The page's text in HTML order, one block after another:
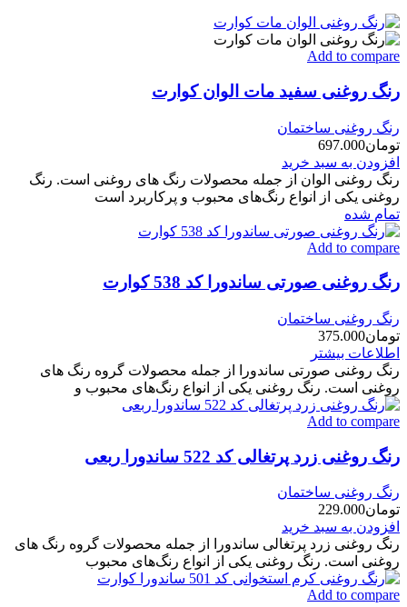
Add to compare
رنگ روغنی سفید مات الوان کوارت
رنگ روغنی ساختمان
تومان697.000
افزودن به سبد خرید
رنگ روغنی الوان از جمله محصولات رنگ های روغنی است. رنگ
روغنی یکی از انواع رنگ‌های محبوب و پرکاربرد است
تمام شده
Add to compare
رنگ روغنی صورتی ساندورا کد 538 کوارت
رنگ روغنی ساختمان
تومان375.000
اطلاعات بیشتر
رنگ روغنی صورتی ساندورا از جمله محصولات گروه رنگ های
روغنی است. رنگ روغنی یکی از انواع رنگ‌های محبوب و
Add to compare
رنگ روغنی زرد پرتغالی کد 522 ساندورا ربعی
رنگ روغنی ساختمان
تومان229.000
افزودن به سبد خرید
رنگ روغنی زرد پرتغالی ساندورا از جمله محصولات گروه رنگ های
روغنی است. رنگ روغنی یکی از انواع رنگ‌های محبوب
Add to compare